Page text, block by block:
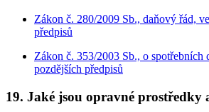
Zákon č. 280/2009 Sb., daňový řád,
předpisů
Zákon č. 353/2003 Sb., o spotřebních
pozdějších předpisů
19. Jaké jsou opravné prostředky